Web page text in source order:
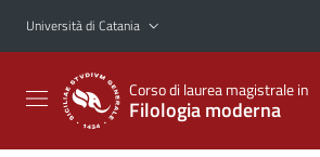
Vai al contenuto principale
Vai al menu di navigazione
Università di Catania
Corso di laurea magistrale in
Filologia moderna